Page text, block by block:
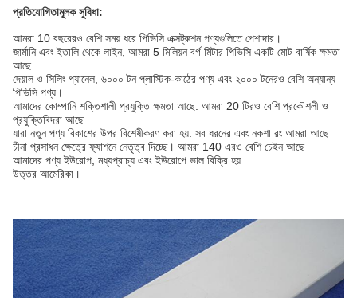
প্রতিযোগিতামূলক সুবিধা:
আমরা 10 বছরেরও বেশি সময় ধরে পিভিসি এক্সট্রুশন পণ্যগুলিতে পেশাদার।
জার্মানি এবং ইতালি থেকে লাইন, আমরা 5 মিলিয়ন বর্গ মিটার পিভিসি একটি মোট বার্ষিক ক্ষমতা
আছে
দেয়াল ও সিলিং প্যানেল, ৬০০০ টন প্লাস্টিক-কাঠের পণ্য এবং ২০০০ টনেরও বেশি অন্যান্য
পিভিসি পণ্য।
আমাদের কোম্পানি শক্তিশালী প্রযুক্তি ক্ষমতা আছে. আমরা 20 টিরও বেশি প্রকৌশলী ও
প্রযুক্তিবিদরা আছে
যারা নতুন পণ্য বিকাশের উপর বিশেষীকরণ করা হয়. সব ধরনের এবং নকশা রং আমরা আছে
চীনা প্রসাধন ক্ষেত্রে ফ্যাশনে নেতৃত্ব দিচ্ছে। আমরা 140 এরও বেশি চেইন আছে
আমাদের পণ্য ইউরোপ, মধ্যপ্রাচ্য এবং ইউরোপে ভাল বিক্রি হয়
উত্তর আমেরিকা।